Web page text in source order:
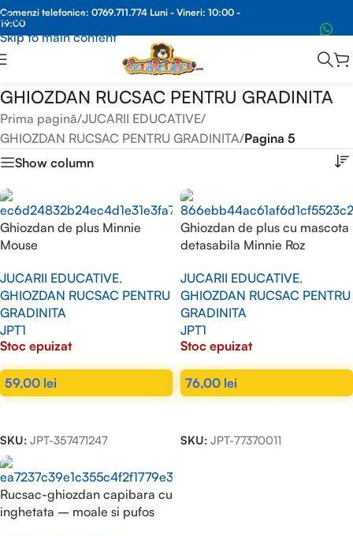
Skip to navigation
Skip to main content
Comenzi telefonice: 0769.711.774 Luni - Vineri: 10:00 -
19:00
Whatsapp
GHIOZDAN RUCSAC PENTRU GRADINITA
Prima pagină/JUCARII EDUCATIVE/
GHIOZDAN RUCSAC PENTRU GRADINITA/Pagina 5
Show column
Ghiozdan de plus Minnie
Mouse
JUCARII EDUCATIVE,
GHIOZDAN RUCSAC PENTRU
GRADINITA
JPT1
Stoc epuizat
59,00 lei
SKU: JPT-357471247
Ghiozdan de plus cu mascota
detasabila Minnie Roz
JUCARII EDUCATIVE,
GHIOZDAN RUCSAC PENTRU
GRADINITA
JPT1
Stoc epuizat
76,00 lei
SKU: JPT-77370011
Rucsac-ghiozdan capibara cu
inghetata – moale si pufos